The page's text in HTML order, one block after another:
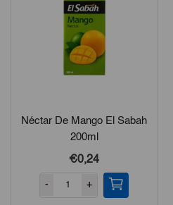
Néctar De Mango El Sabah
200ml
€0,24
- +